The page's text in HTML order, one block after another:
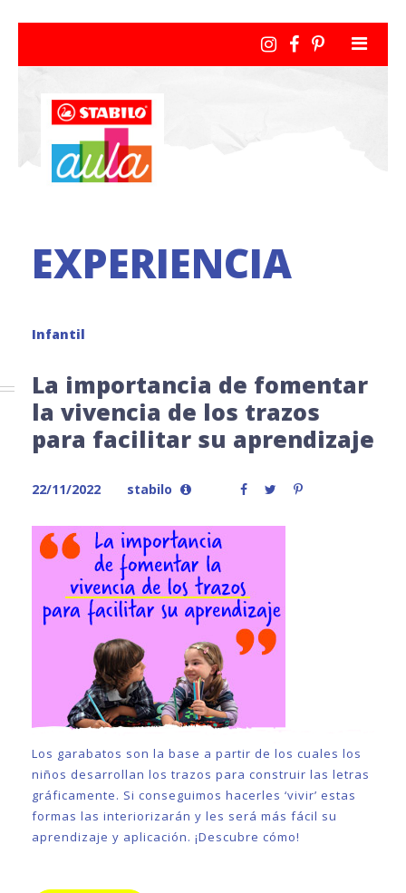
EXPERIENCIA
Infantil
La importancia de fomentar
la vivencia de los trazos
para facilitar su aprendizaje
22/11/2022 stabilo
Los garabatos son la base a partir de los cuales los
niños desarrollan los trazos para construir las letras
gráficamente. Si conseguimos hacerles ‘vivir’ estas
formas las interiorizarán y les será más fácil su
aprendizaje y aplicación. ¡Descubre cómo!